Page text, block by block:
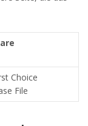
Choice
File